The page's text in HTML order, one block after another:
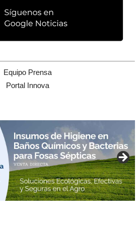
Equipo Prensa
Portal Innova